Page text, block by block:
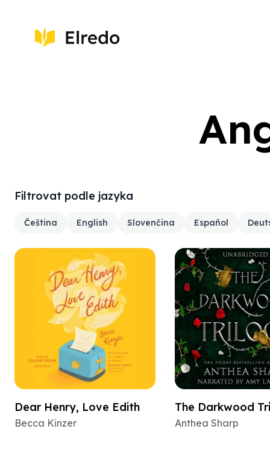
Filtrovat podle jazyka
Čeština English Slovenčina Español
Dear Henry, Love Edith
Becca Kinzer
The Darkwood
Anthea Sharp